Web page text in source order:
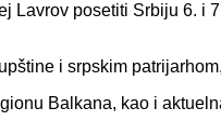
Lavrov posetiti Srbiju 6. i
i srpskim
Balkana, kao i